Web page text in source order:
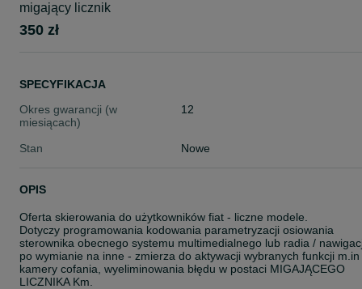
migający licznik
350 zł
SPECYFIKACJA
Okres gwarancji (w
miesiącach)
12
Stan Nowe
OPIS
Oferta skierowania do użytkowników fiat - liczne modele.
Dotyczy programowania kodowania parametryzacji osiowania
sterownika obecnego systemu multimedialnego lub radia /
po wymianie na inne - zmierza do aktywacji wybranych funkcji m.in
kamery cofania, wyeliminowania błędu w postaci MIGAJĄCEGO
LICZNIKA Km.